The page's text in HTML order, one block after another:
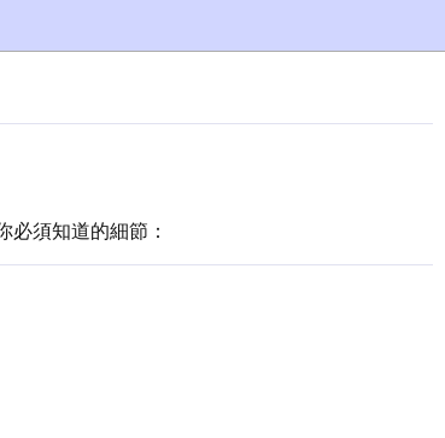
必須知道的細節：